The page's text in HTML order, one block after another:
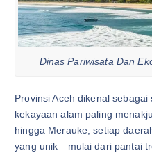
Dinas Pariwisata Dan
Provinsi Aceh dikenal
kekayaan alam paling
hingga Merauke, setiap
yang unik—mulai dari pantai